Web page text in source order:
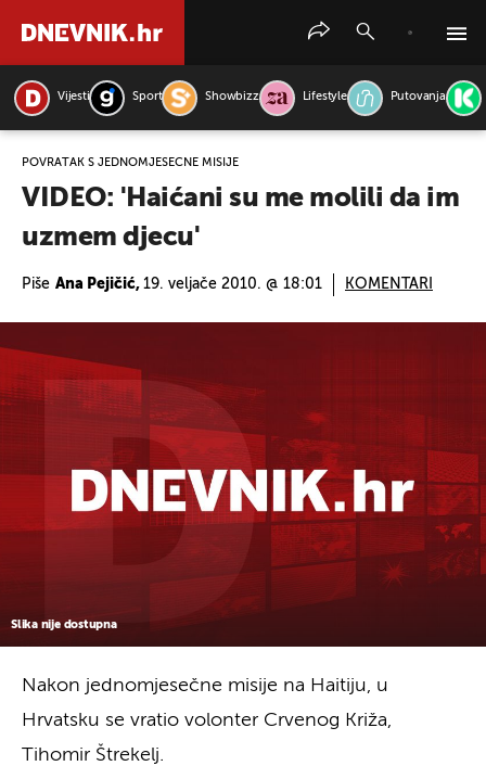
Vijesti Sport Showbizz Lifestyle Putovanja
POVRATAK S JEDNOMJESEČNE MISIJE
VIDEO: 'Haićani su me molili da im
uzmem djecu'
Piše Ana Pejičić, 19. veljače 2010. @ 18:01 KOMENTARI
Slika nije dostupna
Nakon jednomjesečne misije na Haitiju, u
Hrvatsku se vratio volonter Crvenog Križa,
Tihomir Štrekelj.
PRETRAŽITE VIJESTI